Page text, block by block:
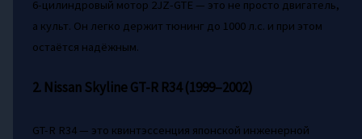
6-цилиндровый мотор 2JZ-GTE — это не просто двигатель,
а культ. Он легко держит тюнинг до 1000 л.с. и при этом
остаётся надёжным.
2. Nissan Skyline GT-R R34 (1999–2002)
GT-R R34 — это квинтэссенция японской инженерной